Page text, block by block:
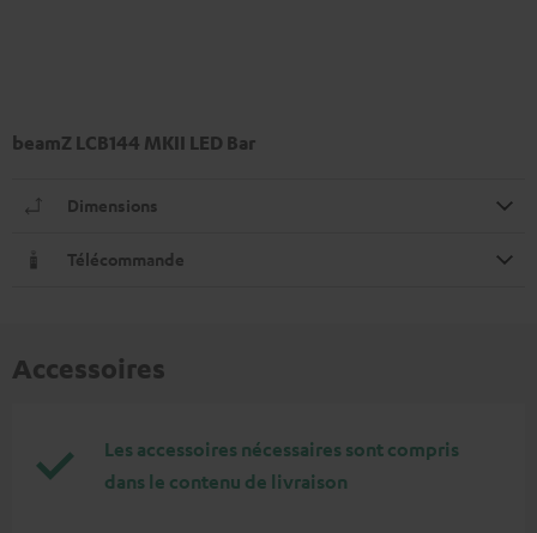
beamZ LCB144 MKII LED Bar
Dimensions
Télécommande
Accessoires
Les accessoires nécessaires sont compris
dans le contenu de livraison